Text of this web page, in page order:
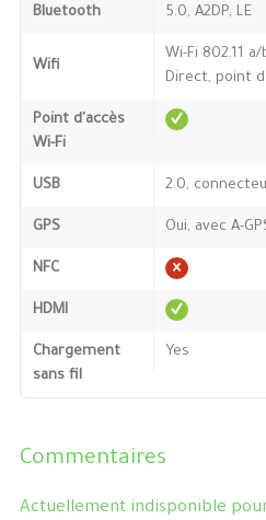
Bluetooth 5.0, A2DP, LE
Wifi
Wi-Fi 802.11
Direct, point
Point d'accès
Wi-Fi
USB 2.0,
GPS Oui, avec A-
NFC
HDMI
Chargement
sans fil
Yes
Commentaires
Actuellement indisponible